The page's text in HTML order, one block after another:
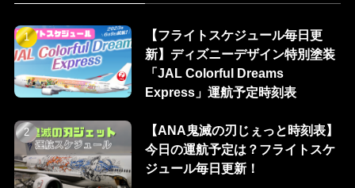
【フライトスケジュール毎日更
新】ディズニーデザイン特別塗装
「JAL Colorful Dreams
Express」運航予定時刻表
【ANA鬼滅の刃じぇっと時刻表】
今日の運航予定は？フライトスケ
ジュール毎日更新！